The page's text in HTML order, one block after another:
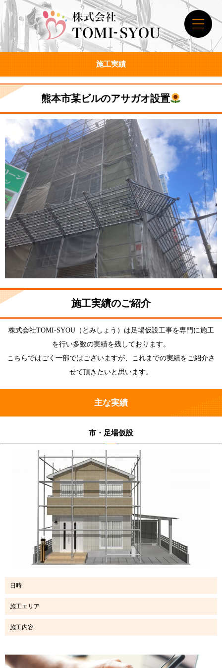
施工実績
熊本市某ビルのアサガオ設置
施工実績のご紹介
株式会社TOMI-SYOU（とみしょう）は足場仮設工事を専門に施工
を行い多数の実績を残しております。
こちらではごく一部ではございますが、これまでの実績をご紹介さ
せて頂きたいと思います。
主な実績
市・足場仮設
日時
施工エリア
施工内容